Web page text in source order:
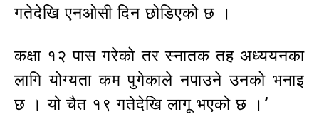
गतेदेखि एनओसी दिन छोडिएको छ ।
कक्षा १२ पास गरेको तर स्नातक तह अध्ययनका
लागि योग्यता कम पुगेकाले नपाउने उनको भनाइ
छ । यो चैत १९ गतेदेखि लागू भएको छ ।’